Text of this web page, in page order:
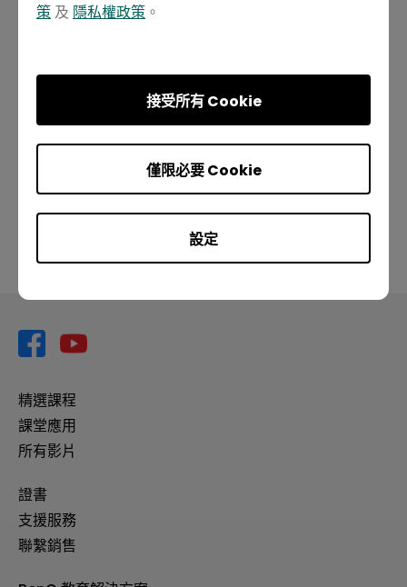
策 及 隱私權政策 。
設定
僅限必要 Cookie
接受所有 Cookie
這個有幫助嗎？
下一個章節
精選課程
課堂應用
所有影片
證書
支援服務
聯繫銷售